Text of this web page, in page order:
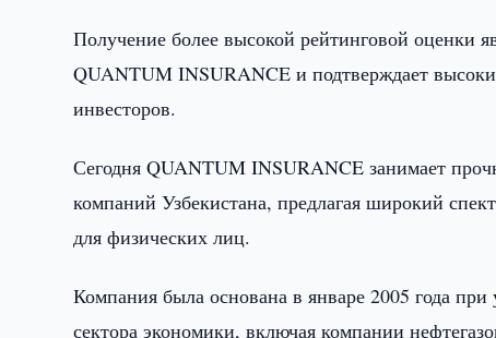
Получение более высокой рейтинговой оценки
QUANTUM INSURANCE и подтверждает
инвесторов.
Сегодня QUANTUM INSURANCE занимает
компаний Узбекистана, предлагая широкий
для физических лиц.
Компания была основана в январе 2005 года
сектора экономики, включая компании